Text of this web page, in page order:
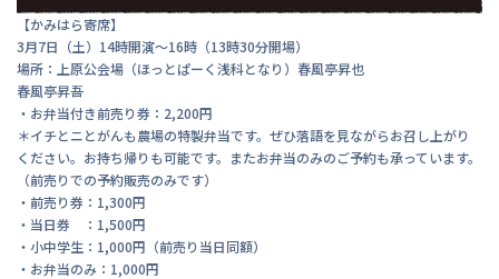
【かみはら寄席】
3月7日（土）14時開演〜16時（13時30分開場）
場所：上原公会場（ほっとぱーく浅科となり）春風亭昇也
春風亭昇吾
・お弁当付き前売り券：2,200円
＊イチとニとがんも農場の特製弁当です。ぜひ落語を見ながらお召し上がり
ください。お持ち帰りも可能です。またお弁当のみのご予約も承っています。
（前売りでの予約販売のみです）
・前売り券：1,300円
・当日券 ：1,500円
・小中学生：1,000円（前売り当日同額）
・お弁当のみ：1,000円